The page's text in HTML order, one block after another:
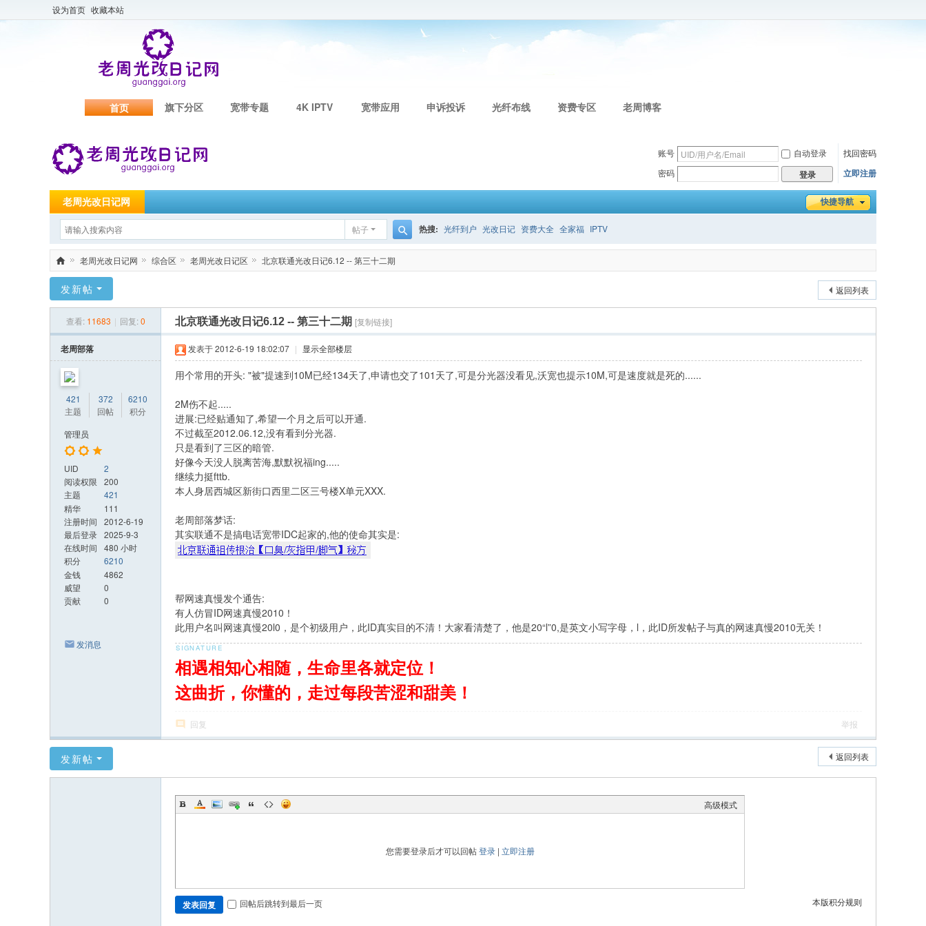
设为首页 收藏本站
首页 旗下分区 宽带专题 4K IPTV 宽带应用 申诉投诉 光纤布线 资费专区 老周博客
账号 自动登录
找回密码
密码
登录 立即注册
快捷导航
老周光改日记网
帖子
搜
索
热搜: 光纤到户 光改日记 资费大全 全家福 IPTV
周
改
日
记
»
老周光改日记网
›
综合区
›
老周光改日记区
›
北京联通光改日记6.12 -- 第三十二期
返回列表
发新帖
查看: 11683 | 回复: 0 北京联通光改日记6.12 -- 第三十二期 [复制链接]
老周部落
421
主题
372
回帖
6210
积分
管理员
UID
2
阅读权限
200
主题
421
精华
111
注册时间
2012-6-19
最后登录 2025-9-3
在线时间
480 小时
积分
6210
金钱
4862
威望
0
贡献
0
发消息
发表于 2012-6-19 18:02:07 | 显示全部楼层
用个常用的开头: "被"提速到10M已经134天了,申请也交了101天了,可是分光器没看见,沃宽也提示10M,可是速度就是死的......
2M伤不起.....
进展:已经贴通知了,希望一个月之后可以开通.
不过截至2012.06.12,没有看到分光器.
只是看到了三区的暗管.
好像今天没人脱离苦海,默默祝福ing.....
继续力挺fttb.
本人身居西城区新街口西里二区三号楼X单元XXX.
老周部落梦话:
其实联通不是搞电话宽带IDC起家的,他的使命其实是:
帮网速真慢发个通告:
有人仿冒ID网速真慢2010！
此用户名叫网速真慢20l0，是个初级用户，此ID真实目的不清！大家看清楚了，他是20“l”0,是英文小写字母，l，此ID所发帖子与真的网速真慢2010无关！
相遇相知心相随，生命里各就定位！
这曲折，你懂的，走过每段苦涩和甜美！
回复 举报
返回列表
发新帖
高级模式
您需要登录后才可以回帖登录| 立即注册
本版积分规则
发表回复 回帖后跳转到最后一页